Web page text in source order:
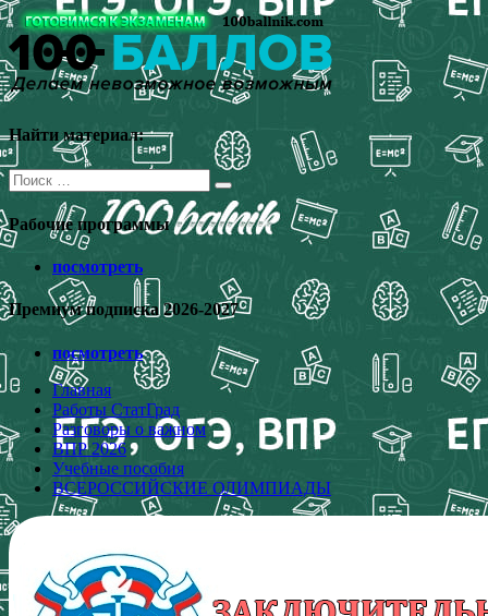
Перейти
к
содержимому
Найти материал:
Поиск
для:
Рабочие программы
посмотреть
Премиум подписка 2026-2027
посмотреть
Главная
Работы СтатГрад
Разговоры о важном
ВПР 2026
Учебные пособия
ВСЕРОССИЙСКИЕ ОЛИМПИАДЫ